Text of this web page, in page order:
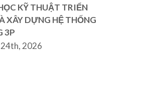
KỸ THUẬT TRIỂN
XÂY DỰNG HỆ THỐNG
3P
24th, 2026